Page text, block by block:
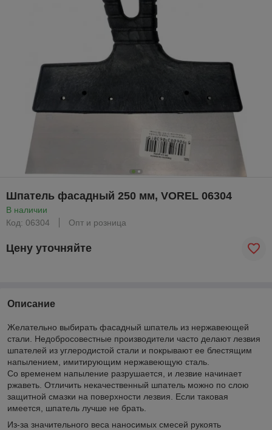
Шпатель фасадный 250 мм, VOREL 06304
В наличии
Код: 06304
Опт и розница
Цену уточняйте
Описание
Желательно выбирать фасадный шпатель из нержавеющей
стали. Недобросовестные производители часто делают лезвия
шпателей из углеродистой стали и покрывают ее блестящим
напылением, имитирующим нержавеющую сталь.
Со временем напыление разрушается, и лезвие начинает
ржаветь. Отличить некачественный шпатель можно по слою
защитной смазки на поверхности лезвия. Если таковая
имеется, шпатель лучше не брать.
Из-за значительного веса наносимых смесей рукоять